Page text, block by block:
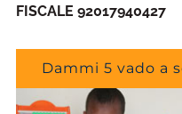
FISCALE 92017940427
Dammi 5 vado a